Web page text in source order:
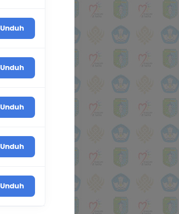
Unduh
Unduh
Unduh
Unduh
Unduh